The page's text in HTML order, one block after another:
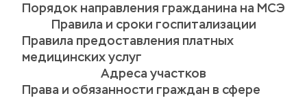
Порядок направления гражданина на МСЭ
Правила и сроки госпитализации
Правила предоставления платных
медицинских услуг
Адреса участков
Права и обязанности граждан в сфере